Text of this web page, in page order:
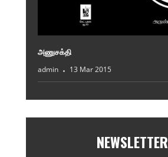
அணுசக்தி
admin 13 Mar 2015
NEWSLETTER